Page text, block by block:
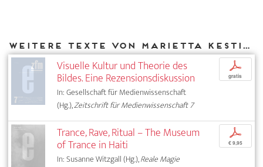
Weitere Texte von Marietta Kesting bei DIAPHANES
Visuelle Kultur und Theorie des
Bildes. Eine Rezensionsdiskussion
In: Gesellschaft für Medienwissenschaft
(Hg.),Zeitschrift für Medienwissenschaft 7
p
gratis
Trance, Rave, Ritual – The Museum
of Trance in Haiti
In: Susanne Witzgall (Hg.),Reale Magie
p
€ 9,95